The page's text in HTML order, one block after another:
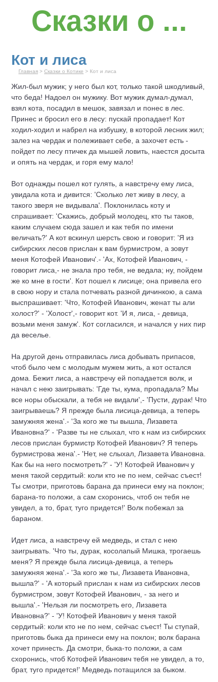
Сказки о ...
Кот и лиса
Главная > Сказки о Котике > Кот и лиса
Жил-был мужик; у него был кот, только такой шкодливый,
что беда! Надоел он мужику. Вот мужик думал-думал,
взял кота, посадил в мешок, завязал и понес в лес.
Принес и бросил его в лесу: пускай пропадает! Кот
ходил-ходил и набрел на избушку, в которой лесник жил;
залез на чердак и полеживает себе, а захочет есть -
пойдет по лесу птичек да мышей ловить, наестся досыта
и опять на чердак, и горя ему мало!
Вот однажды пошел кот гулять, а навстречу ему лиса,
увидала кота и дивится: 'Сколько лет живу в лесу, а
такого зверя не видывала'. Поклонилась коту и
спрашивает: 'Скажись, добрый молодец, кто ты таков,
каким случаем сюда зашел и как тебя по имени
величать?' А кот вскинул шерсть свою и говорит: 'Я из
сибирских лесов прислан к вам бурмистром, а зовут
меня Котофей Иванович'.- 'Ах, Котофей Иванович, -
говорит лиса,- не знала про тебя, не ведала; ну, пойдем
же ко мне в гости'. Кот пошел к лисице; она привела его
в свою нору и стала потчевать разной дичинкою, а сама
выспрашивает: 'Что, Котофей Иванович, женат ты али
холост?' - 'Холост',- говорит кот. 'И я, лиса, - девица,
возьми меня замуж'. Кот согласился, и начался у них пир
да веселье.
На другой день отправилась лиса добывать припасов,
чтоб было чем с молодым мужем жить, а кот остался
дома. Бежит лиса, а навстречу ей попадается волк, и
начал с нею заигрывать: 'Где ты, кума, пропадала? Мы
все норы обыскали, а тебя не видали',- 'Пусти, дурак! Что
заигрываешь? Я прежде была лисица-девица, а теперь
замужняя жена'.- 'За кого же ты вышла, Лизавета
Ивановна?' - 'Разве ты не слыхал, что к нам из сибирских
лесов прислан бурмистр Котофей Иванович? Я теперь
бурмистрова жена'.- 'Нет, не слыхал, Лизавета Ивановна.
Как бы на него посмотреть?' - 'У! Котофей Иванович у
меня такой сердитый: коли кто не по нем, сейчас съест!
Ты смотри, приготовь барана да принеси ему на поклон;
барана-то положи, а сам схоронись, чтоб он тебя не
увидел, а то, брат, туго придется!' Волк побежал за
бараном.
Идет лиса, а навстречу ей медведь, и стал с нею
заигрывать. 'Что ты, дурак, косолапый Мишка, трогаешь
меня? Я прежде была лисица-девица, а теперь
замужняя жена'.- 'За кого же ты, Лизавета Ивановна,
вышла?' - 'А который прислан к нам из сибирских лесов
бурмистром, зовут Котофей Иванович, - за него и
вышла'.- 'Нельзя ли посмотреть его, Лизавета
Ивановна?' - 'У! Котофей Иванович у меня такой
сердитый: коли кто не по нем, сейчас съест! Ты ступай,
приготовь быка да принеси ему на поклон; волк барана
хочет принесть. Да смотри, быка-то положи, а сам
схоронись, чтоб Котофей Иванович тебя не увидел, а то,
брат, туго придется!' Медведь потащился за быком.